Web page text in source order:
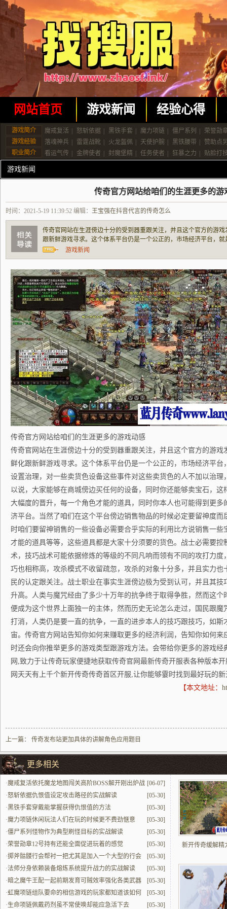
网站首页 游戏新闻 经验心得
游戏简介 魔戒复活 怒斩依据 黑铁手套 魔力项链 僵尸系列
荣誉勋
游戏经验
落魂神兵 雷霆战靴 火龙盔佩 天使护腕 黑铁腰带
赞助点
职业简介
看运气传 金牌使者 封魔堡精 任务使者 狂暴之力 贴脸打
游戏新闻
传奇官方网站给咱们的生涯更多的游
时间：2021-5-19 11:39:52 编辑： 王宝强在抖音代言的传奇怎么
传奇官网站在生涯傍边十分的受到器重跟关注，并且这个官方的游
跟新鲜游戏寻求。这个体系平台仍是一个公正的，市场经济平台，
理，对一些卖货色设备这些事件对这些卖货色的人不加以治理，所
能够在商城傍边买任何的设备，同时你还能够卖
游戏新闻
传奇官方网站给咱们的生涯更多的游戏动感
传奇官网站在生涯傍边十分的受到器重跟关注，并且这个官方的游
鲜化跟新鲜游戏寻求。这个体系平台仍是一个公正的，市场经济平
设置治理，对一些卖货色设备这些事件对这些卖货色的人不加以治
以说，大家能够在商城傍边买任何的设备，同时你还能够卖宝石，
大幅度的晋升，每一个角色才能的道具，同时你本人也可能得到更
济平台。当然了咱们在这个平台傍边销售物品的时候必定要留神度
时咱们要留神销售的一些设备必需要合乎实际的利用比方说销售一
才能的道具等等，这些道具都是大家十分须要的货色。战士必需要
术，技巧战术可能依据修炼的等级的不同凡响而领有不同的攻打力
巧也相称高，攻杀模式不收留疏忽，攻杀的对象十分多，并且实力
民的认定跟关注。战士职业在事实生涯傍边极为受到认可，并且其
升高。人类与魔咒经由了多少十万年的抗争终于取得争胜，然而这
便成为这个世界上面独一的主体，然而历史无论怎么走过，国民跟
打消，人类仍是要一直的抗争，一直的进步本人的技巧跟技巧，如
宙。传奇官方网站告知你如何来赚取更多的经济利润，告知你如何
时还会向你推举更多的游戏类型跟游戏方法。会带给你更多的游戏
网,致力于让传奇玩家便捷地获取传奇官网最新传奇开服表各种版本
网天天有上千个新开传奇传奇首区开服,让你能够霎时找到最好玩的
【本文地址：
上一篇： 传奇发布站更加具体的讲解角色应用题目
更多相关
[06-07]
·魔戒复活依托魔龙地图闯关高阶BOSS解开刚出炉战
力
[05-30]
·怒斩依据仇恨值设定攻击路径的实战解读
[05-30]
·黑铁手套穿戴能掌握获得仇恨值的方法
[05-30]
·魔力项链休闲玩法人们在玩的时候更不费劲惬意
[05-30]
·僵尸系列怪物作为典型刷怪目标的实战解读
[05-30]
·荣誉勋章12号持有还能全面促进玩着的感觉
[05-30]
·掷斧骷髅行会帮衬一把尤其是加入一个大型的行会
更实打实好用
[05-30]
·法师分身依赖装备熔炼系统提升战力的实战解读
[05-30]
·暗之魔牛王配一起前期发育可贼效率强化各类武器
[05-30]
·虹魔项链组队要命的相信游戏的玩家都知道该如何
组建队伍
[05-30]
·生命项链佩戴药剂虽不常使唤却能应急活下去
新开传奇缓解精